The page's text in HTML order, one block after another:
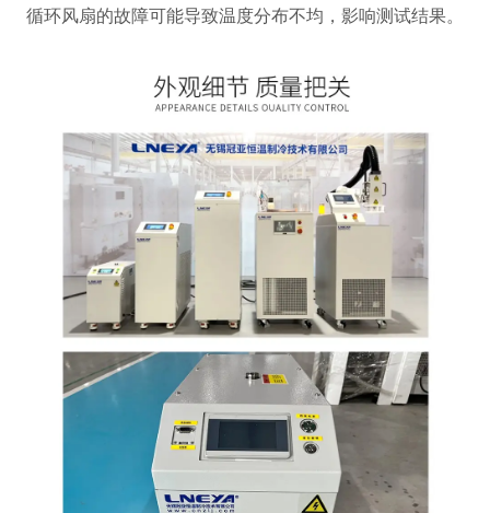
循环风扇的故障可能导致温度分布不均，影响测试结果。